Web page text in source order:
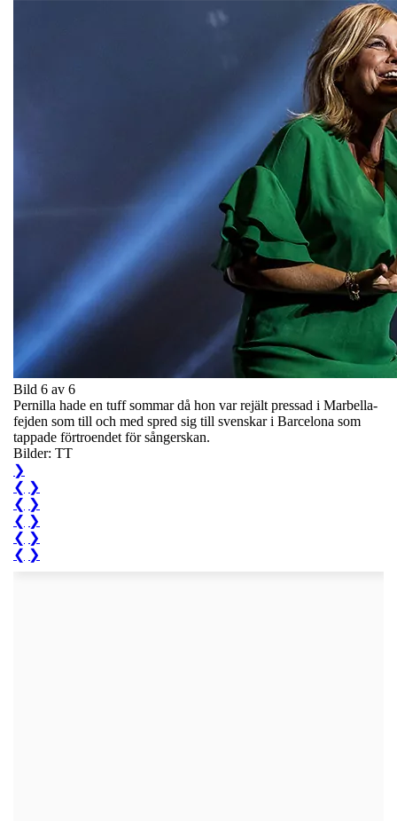
Bild 6 av 6
Pernilla hade en tuff sommar då hon var rejält pressad i Marbella-
fejden som till och med spred sig till svenskar i Barcelona som
tappade förtroendet för sångerskan.
Bilder: TT
❯
❮ ❯
❮ ❯
❮ ❯
❮ ❯
❮ ❯